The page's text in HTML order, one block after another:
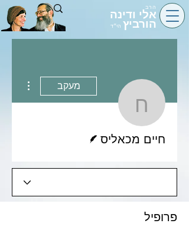
הרב
אלי ודינה
הורביץ הי״ד
חיים מכאליס
מעקב
חיים מכאליס
פרופיל